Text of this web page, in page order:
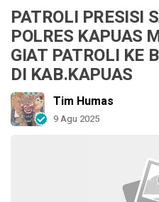
PATROLI PRESISI
POLRES KAPUAS
GIAT PATROLI KE
DI KAB.KAPUAS
Tim Humas
9 Agu 2025